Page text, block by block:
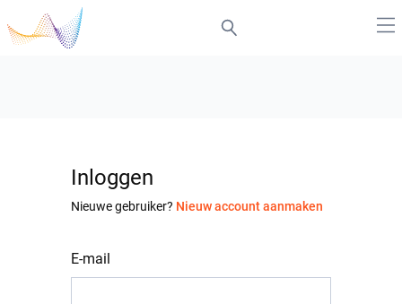
Inloggen
Nieuwe gebruiker? Nieuw account aanmaken
E-mail